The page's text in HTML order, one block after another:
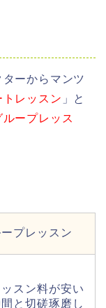
ーからマンツ
トレッスン 」と
ループレッス
プレッスン
ッスン料が安い
間と切磋琢磨し